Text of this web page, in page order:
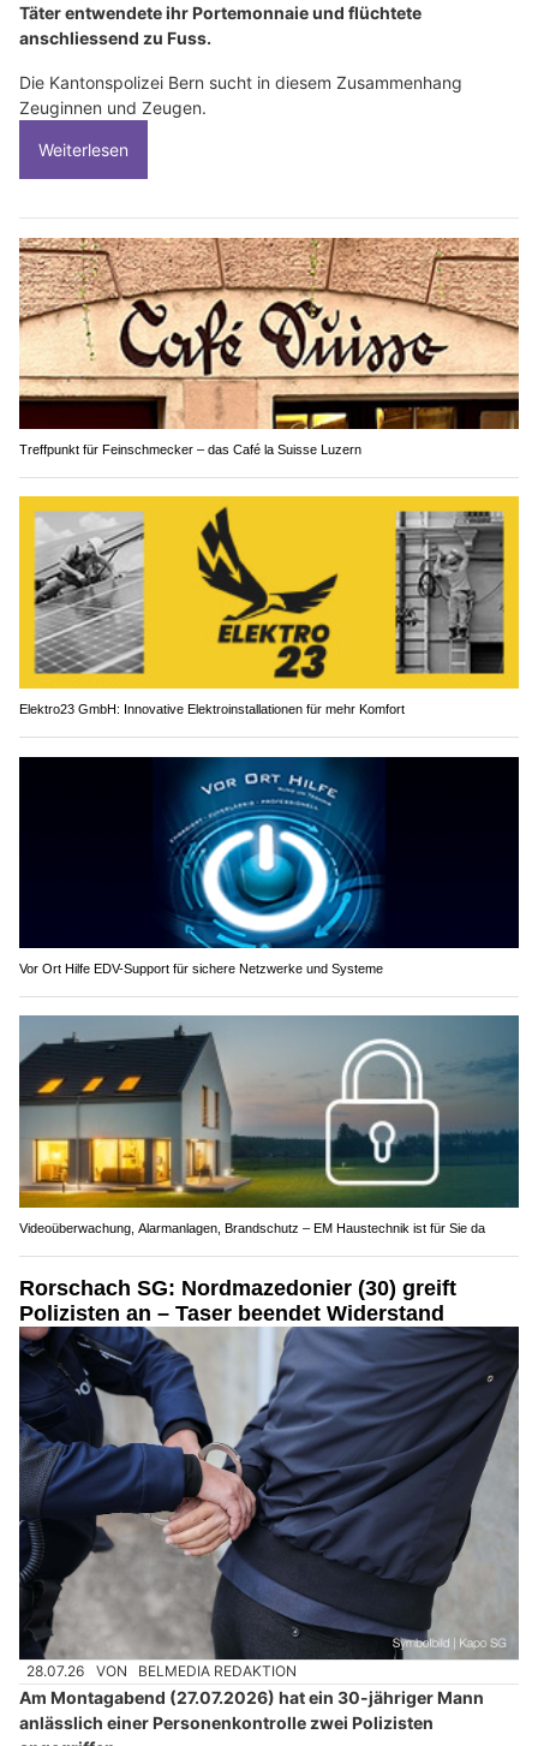
Täter entwendete ihr Portemonnaie und flüchtete
anschliessend zu Fuss.
Die Kantonspolizei Bern sucht in diesem Zusammenhang
Zeuginnen und Zeugen.
Weiterlesen
Treffpunkt für Feinschmecker – das Café la Suisse Luzern
Elektro23 GmbH: Innovative Elektroinstallationen für mehr Komfort
Vor Ort Hilfe EDV-Support für sichere Netzwerke und Systeme
Videoüberwachung, Alarmanlagen, Brandschutz – EM Haustechnik ist für Sie da
Rorschach SG: Nordmazedonier (30) greift
Polizisten an – Taser beendet Widerstand
28.07.26 VON BELMEDIA REDAKTION
Am Montagabend (27.07.2026) hat ein 30-jähriger Mann
anlässlich einer Personenkontrolle zwei Polizisten